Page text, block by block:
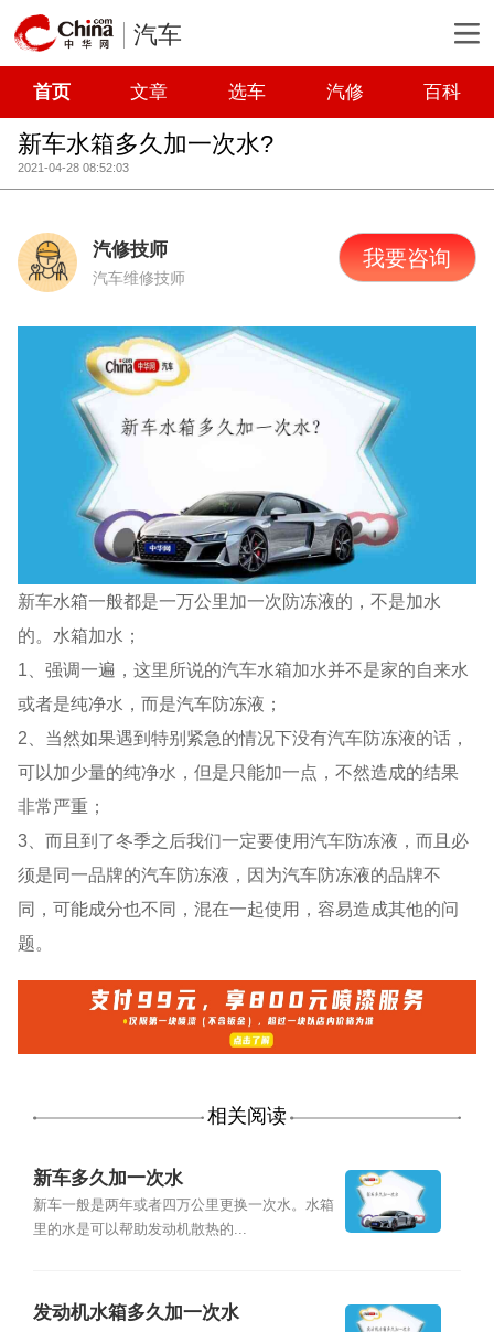
汽车
首页 文章 选车 汽修 百科
新车水箱多久加一次水?
2021-04-28 08:52:03
汽修技师
汽车维修技师
我要咨询
新车水箱一般都是一万公里加一次防冻液的，不是加水
的。水箱加水；
1、强调一遍，这里所说的汽车水箱加水并不是家的自来水
或者是纯净水，而是汽车防冻液；
2、当然如果遇到特别紧急的情况下没有汽车防冻液的话，
可以加少量的纯净水，但是只能加一点，不然造成的结果
非常严重；
3、而且到了冬季之后我们一定要使用汽车防冻液，而且必
须是同一品牌的汽车防冻液，因为汽车防冻液的品牌不
同，可能成分也不同，混在一起使用，容易造成其他的问
题。
相关阅读
新车多久加一次水
新车一般是两年或者四万公里更换一次水。水箱
里的水是可以帮助发动机散热的...
发动机水箱多久加一次水